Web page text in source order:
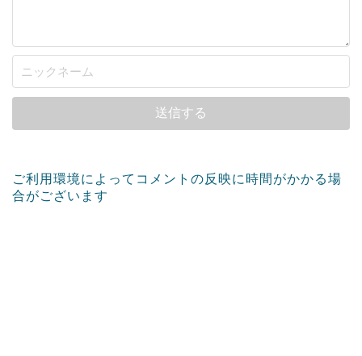
ご利用環境によってコメントの反映に時間がかかる場
合がございます